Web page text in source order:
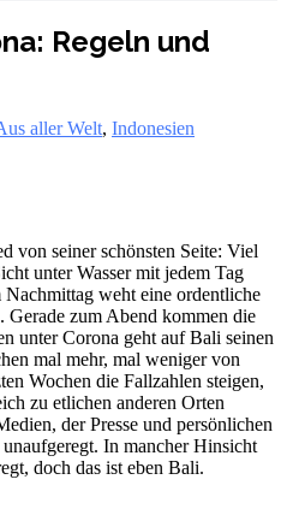
Regeln und
aller Welt, Indonesien
von seiner schönsten Seite: Viel
unter Wasser mit jedem Tag
Nachmittag weht eine ordentliche
Gerade zum Abend kommen die
unter Corona geht auf Bali seinen
mal mehr, mal weniger von
Wochen die Fallzahlen steigen,
zu etlichen anderen Orten
der Presse und persönlichen
In mancher Hinsicht
doch das ist eben Bali.